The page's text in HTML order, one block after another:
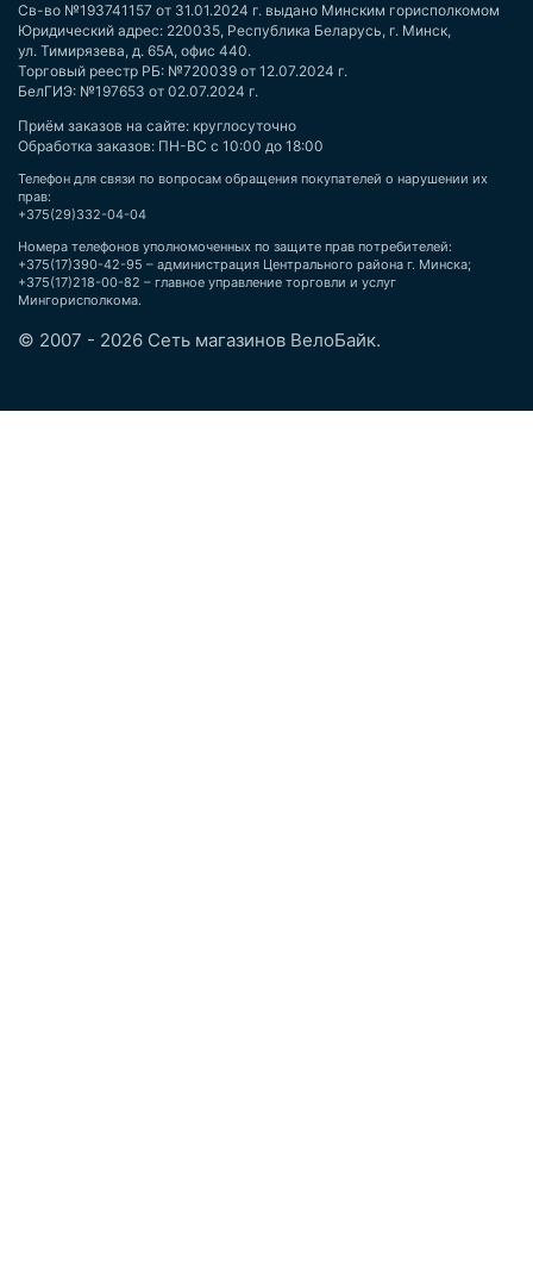
Св-во №193741157 от 31.01.2024 г. выдано Минским горисполкомом
Юридический адрес: 220035, Республика Беларусь, г. Минск,
ул. Тимирязева, д. 65А, офис 440.
Торговый реестр РБ: №720039 от 12.07.2024 г.
БелГИЭ: №197653 от 02.07.2024 г.
Приём заказов на сайте: круглосуточно
Обработка заказов: ПН-ВС с 10:00 до 18:00
Телефон для связи по вопросам обращения покупателей о нарушении их
прав:
+375(29)332-04-04
Номера телефонов уполномоченных по защите прав потребителей:
+375(17)390-42-95 – администрация Центрального района г. Минска;
+375(17)218-00-82 – главное управление торговли и услуг
Мингорисполкома.
© 2007 - 2026 Сеть магазинов ВелоБайк.